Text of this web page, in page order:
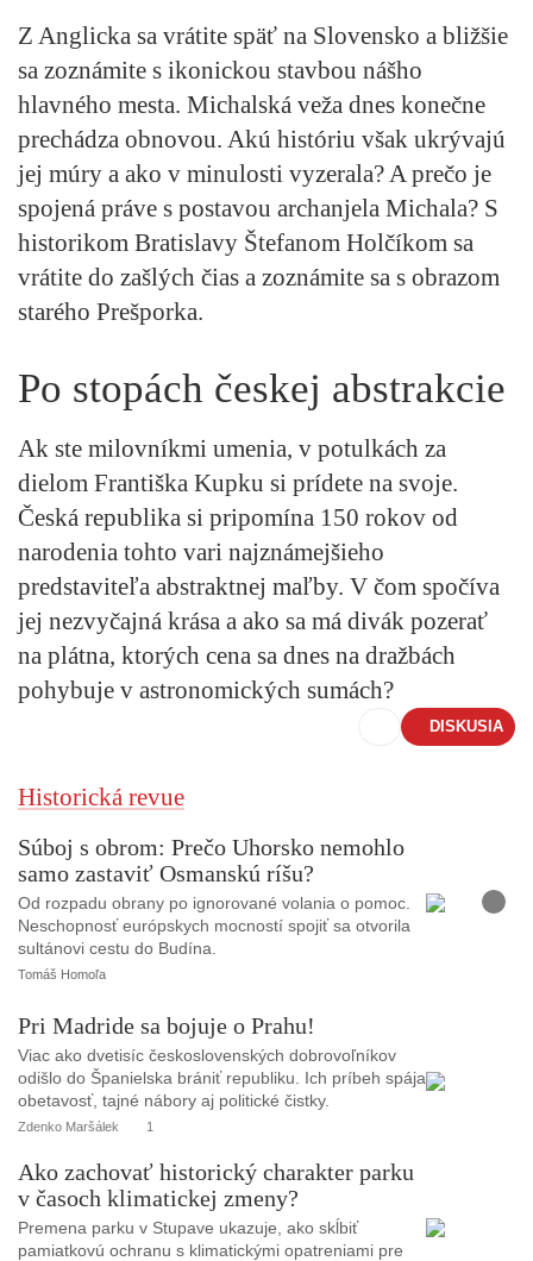
Z Anglicka sa vrátite späť na Slovensko a bližšie
sa zoznámite s ikonickou stavbou nášho
hlavného mesta. Michalská veža dnes konečne
prechádza obnovou. Akú históriu však ukrývajú
jej múry a ako v minulosti vyzerala? A prečo je
spojená práve s postavou archanjela Michala? S
historikom Bratislavy Štefanom Holčíkom sa
vrátite do zašlých čias a zoznámite sa s obrazom
starého Prešporka.
Po stopách českej abstrakcie
Ak ste milovníkmi umenia, v potulkách za
dielom Františka Kupku si prídete na svoje.
Česká republika si pripomína 150 rokov od
narodenia tohto vari najznámejšieho
predstaviteľa abstraktnej maľby. V čom spočíva
jej nezvyčajná krása a ako sa má divák pozerať
na plátna, ktorých cena sa dnes na dražbách
pohybuje v astronomických sumách?
DISKUSIA
Historická revue
o
t
Súboj s obrom: Prečo Uhorsko nemohlo
samo zastaviť Osmanskú ríšu?
Od rozpadu obrany po ignorované volania o pomoc.
Neschopnosť európskych mocností spojiť sa otvorila
sultánovi cestu do Budína.
Tomáš Homoľa
Pri Madride sa bojuje o Prahu!
Viac ako dvetisíc československých dobrovoľníkov
odišlo do Španielska brániť republiku. Ich príbeh spája
obetavosť, tajné nábory aj politické čistky.
Zdenko Maršálek 1
Ako zachovať historický charakter parku
v časoch klimatickej zmeny?
Premena parku v Stupave ukazuje, ako skĺbiť
pamiatkovú ochranu s klimatickými opatreniami pre